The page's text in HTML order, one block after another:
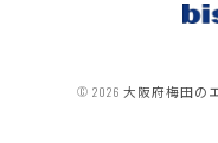
© 2026 大阪府梅田のエ